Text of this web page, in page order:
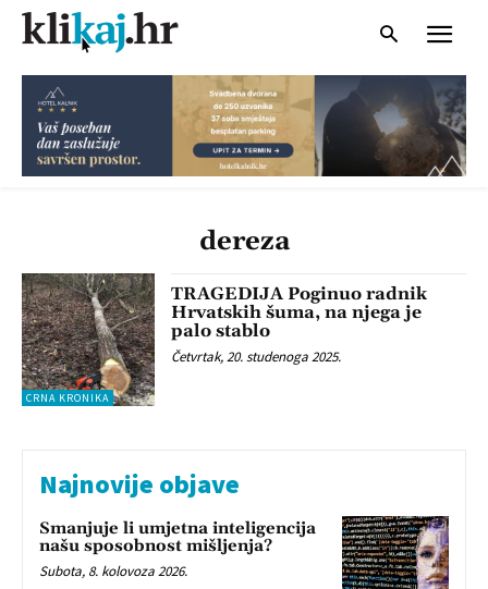
dereza
CRNA KRONIKA
TRAGEDIJA Poginuo radnik
Hrvatskih šuma, na njega je
palo stablo
Četvrtak, 20. studenoga 2025.
Najnovije objave
Smanjuje li umjetna inteligencija
našu sposobnost mišljenja?
Subota, 8. kolovoza 2026.